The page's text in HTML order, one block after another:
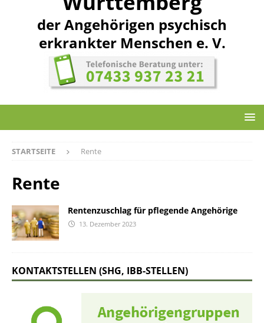
der Angehörigen psychisch
erkrankter Menschen e. V.
STARTSEITE Rente
Rente
Rentenzuschlag für pflegende Angehörige
13. Dezember 2023
KONTAKTSTELLEN (SHG, IBB-STELLEN)